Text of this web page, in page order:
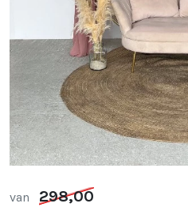
van
298,00